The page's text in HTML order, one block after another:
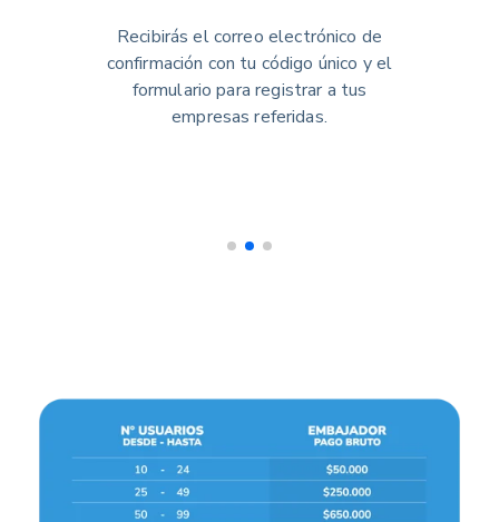
Recibirás el correo electrónico de
confirmación con tu código único y el
formulario para registrar a tus
empresas referidas.